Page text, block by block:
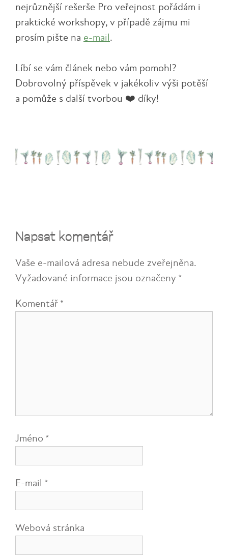
nejrůznější rešerše Pro veřejnost pořádám i
praktické workshopy, v případě zájmu mi
prosím pište na e-mail.
Líbí se vám článek nebo vám pomohl?
Dobrovolný příspěvek v jakékoliv výši potěší
a pomůže s další tvorbou ❤️ díky!
Napsat komentář
Vaše e-mailová adresa nebude zveřejněna.
Vyžadované informace jsou označeny *
Komentář *
Jméno *
E-mail *
Webová stránka